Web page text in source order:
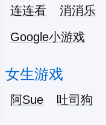
连连看
消消乐
Google小游戏
女生游戏
阿Sue 吐司狗